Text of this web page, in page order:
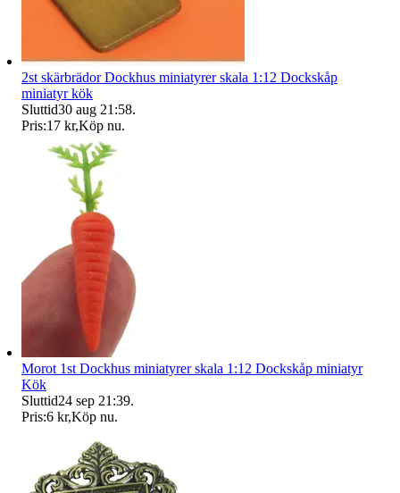
2st skärbrädor Dockhus miniatyrer skala 1:12 Dockskåp
miniatyr kök
Sluttid30 aug 21:58.
Pris:17 kr,Köp nu.
Morot 1st Dockhus miniatyrer skala 1:12 Dockskåp miniatyr
Kök
Sluttid24 sep 21:39.
Pris:6 kr,Köp nu.